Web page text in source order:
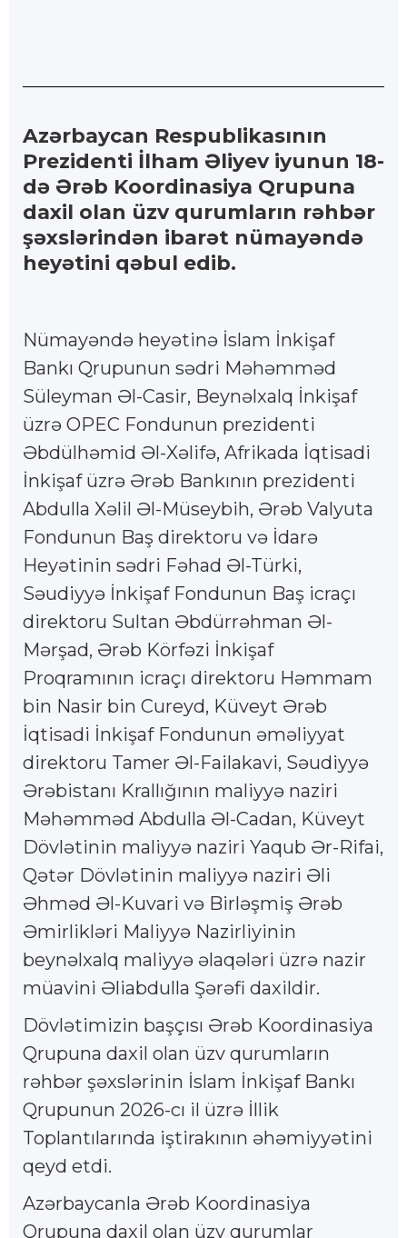
Azərbaycan Respublikasının
Prezidenti İlham Əliyev iyunun 18-
də Ərəb Koordinasiya Qrupuna
daxil olan üzv qurumların rəhbər
şəxslərindən ibarət nümayəndə
heyətini qəbul edib.
Nümayəndə heyətinə İslam İnkişaf
Bankı Qrupunun sədri Məhəmməd
Süleyman Əl-Casir, Beynəlxalq İnkişaf
üzrə OPEC Fondunun prezidenti
Əbdülhəmid Əl-Xəlifə, Afrikada İqtisadi
İnkişaf üzrə Ərəb Bankının prezidenti
Abdulla Xəlil Əl-Müseybih, Ərəb Valyuta
Fondunun Baş direktoru və İdarə
Heyətinin sədri Fəhad Əl-Türki,
Səudiyyə İnkişaf Fondunun Baş icraçı
direktoru Sultan Əbdürrəhman Əl-
Mərşad, Ərəb Körfəzi İnkişaf
Proqramının icraçı direktoru Həmmam
bin Nasir bin Cureyd, Küveyt Ərəb
İqtisadi İnkişaf Fondunun əməliyyat
direktoru Tamer Əl-Failakavi, Səudiyyə
Ərəbistanı Krallığının maliyyə naziri
Məhəmməd Abdulla Əl-Cadan, Küveyt
Dövlətinin maliyyə naziri Yaqub Ər-Rifai,
Qətər Dövlətinin maliyyə naziri Əli
Əhməd Əl-Kuvari və Birləşmiş Ərəb
Əmirlikləri Maliyyə Nazirliyinin
beynəlxalq maliyyə əlaqələri üzrə nazir
müavini Əliabdulla Şərəfi daxildir.
Dövlətimizin başçısı Ərəb Koordinasiya
Qrupuna daxil olan üzv qurumların
rəhbər şəxslərinin İslam İnkişaf Bankı
Qrupunun 2026-cı il üzrə İllik
Toplantılarında iştirakının əhəmiyyətini
qeyd etdi.
Azərbaycanla Ərəb Koordinasiya
Qrupuna daxil olan üzv qurumlar